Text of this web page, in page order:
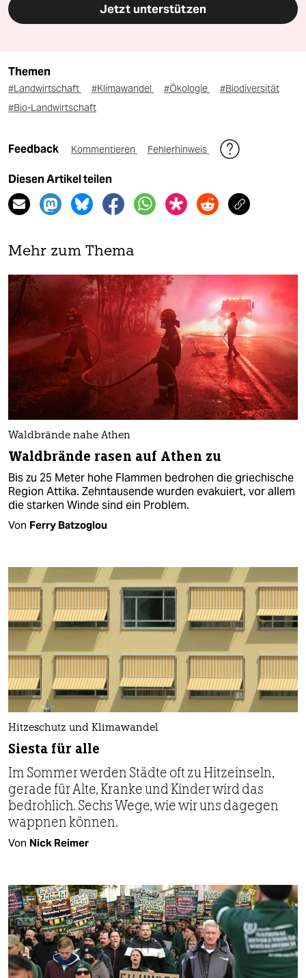
Jetzt unterstützen
Themen
#Landwirtschaft #Klimawandel #Ökologie
#Biodiversität
#Bio-Landwirtschaft
Feedback Kommentieren Fehlerhinweis
Diesen Artikel teilen
Mehr zum Thema
Waldbrände nahe Athen
Waldbrände rasen auf Athen zu
Bis zu 25 Meter hohe Flammen bedrohen die griechische
Region Attika. Zehntausende wurden evakuiert, vor allem
die starken Winde sind ein Problem.
Von Ferry Batzoglou
Hitzeschutz und Klimawandel
Siesta für alle
Im Sommer werden Städte oft zu Hitzeinseln,
gerade für Alte, Kranke und Kinder wird das
bedrohlich. Sechs Wege, wie wir uns dagegen
wappnen können.
Von Nick Reimer